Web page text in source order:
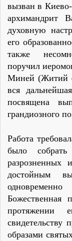
вызван в
архимандрит
духовную
его
также
поручил
Миней (Житий
вся
посвящена
грандиозного
Работа
было
разрозненных
достойным
Божественная
протяжении
свидетельству
образами